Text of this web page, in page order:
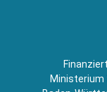
Ministerium